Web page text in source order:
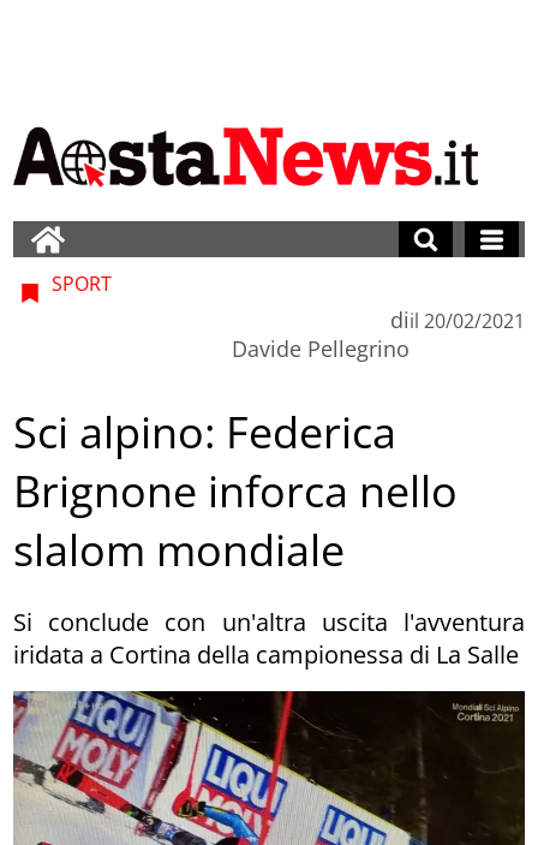
SPORT
di
Davide Pellegrino
il 20/02/2021
Sci alpino: Federica
Brignone inforca nello
slalom mondiale
Si conclude con un'altra uscita l'avventura
iridata a Cortina della campionessa di La Salle